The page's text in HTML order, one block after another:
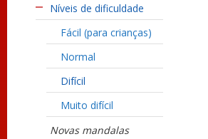
Níveis de dificuldade
Fácil (para crianças)
Normal
Difícil
Muito difícil
Novas mandalas